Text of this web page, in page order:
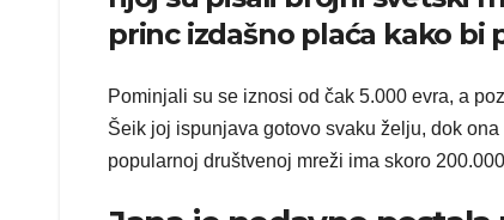
princ izdašno plaća kako
Pominjali su se iznosi od čak 5.000 evra, a
Šeik joj ispunjava gotovo svaku želju, dok
popularnoj društvenoj mreži ima skoro